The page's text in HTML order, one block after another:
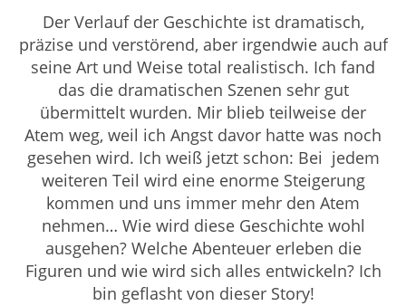
Der Verlauf der Geschichte ist dramatisch,
präzise und verstörend, aber irgendwie auch auf
seine Art und Weise total realistisch. Ich fand
das die dramatischen Szenen sehr gut
übermittelt wurden. Mir blieb teilweise der
Atem weg, weil ich Angst davor hatte was noch
gesehen wird. Ich weiß jetzt schon: Bei jedem
weiteren Teil wird eine enorme Steigerung
kommen und uns immer mehr den Atem
nehmen… Wie wird diese Geschichte wohl
ausgehen? Welche Abenteuer erleben die
Figuren und wie wird sich alles entwickeln? Ich
bin geflasht von dieser Story!